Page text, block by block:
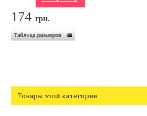
174грн.
Товары этой категории